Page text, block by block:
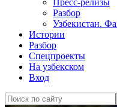
Пресс-релизы
Разбор
Узбекистан.
Истории
Разбор
Спецпроекты
На узбекском
Вход